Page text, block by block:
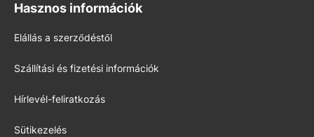
Hasznos információk
Elállás a szerződéstől
Szállítási és fizetési információk
Hírlevél-feliratkozás
Sütikezelés